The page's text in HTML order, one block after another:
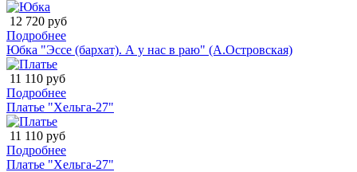
12 720 руб
Подробнее
Юбка "Эссе (бархат). А у нас в раю" (А.Островская)
11 110 руб
Подробнее
Платье "Хельга-27"
11 110 руб
Подробнее
Платье "Хельга-27"